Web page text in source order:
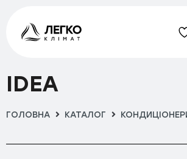
IDEA
ГОЛОВНА КАТАЛОГ
Категорії
Кондиціонери
Hisense